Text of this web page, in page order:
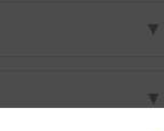
▼
▼